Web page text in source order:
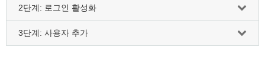
2단계: 로그인 활성화
3단계: 사용자 추가